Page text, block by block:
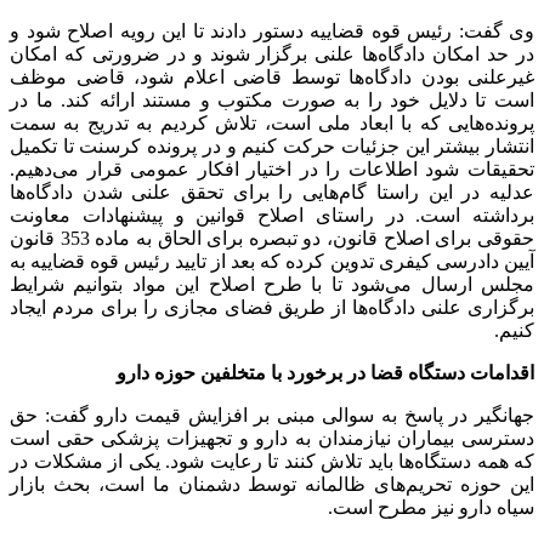
وی گفت: رئیس قوه قضاییه دستور دادند تا این رویه اصلاح شود و
در حد امکان دادگاه‌ها علنی برگزار شوند و در ضرورتی که امکان
غیرعلنی بودن دادگاه‌ها توسط قاضی اعلام شود، قاضی موظف
است تا دلایل خود را به صورت مکتوب و مستند ارائه کند. ما در
پرونده‌هایی که با ابعاد ملی است، تلاش کردیم به تدریج به سمت
انتشار بیشتر این جزئیات حرکت کنیم و در پرونده کرسنت تا تکمیل
تحقیقات شود اطلاعات را در اختیار افکار عمومی قرار می‌دهیم.
عدلیه در این راستا گام‌هایی را برای تحقق علنی شدن دادگاه‌ها
برداشته است. در راستای اصلاح قوانین و پیشنهادات معاونت
حقوقی برای اصلاح قانون، دو تبصره برای الحاق به ماده 353 قانون
آیین دادرسی کیفری تدوین کرده که بعد از تایید رئیس قوه قضاییه به
مجلس ارسال می‌شود تا با طرح اصلاح این مواد بتوانیم شرایط
برگزاری علنی دادگاه‌ها از طریق فضای مجازی را برای مردم ایجاد
کنیم.
اقدامات دستگاه قضا در برخورد با متخلفین حوزه دارو
جهانگیر در پاسخ به سوالی مبنی بر افزایش قیمت دارو گفت: حق
دسترسی بیماران نیازمندان به دارو و تجهیزات پزشکی حقی است
که همه دستگاه‌ها باید تلاش کنند تا رعایت شود. یکی از مشکلات در
این حوزه تحریم‌های ظالمانه توسط دشمنان ما است، بحث بازار
سیاه دارو نیز مطرح است.